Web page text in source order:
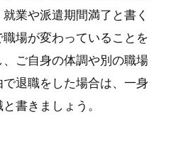
業や派遣期間満了と書く
場が変わっていることを
ご自身の体調や別の職場
退職をした場合は、一身
書きましょう。